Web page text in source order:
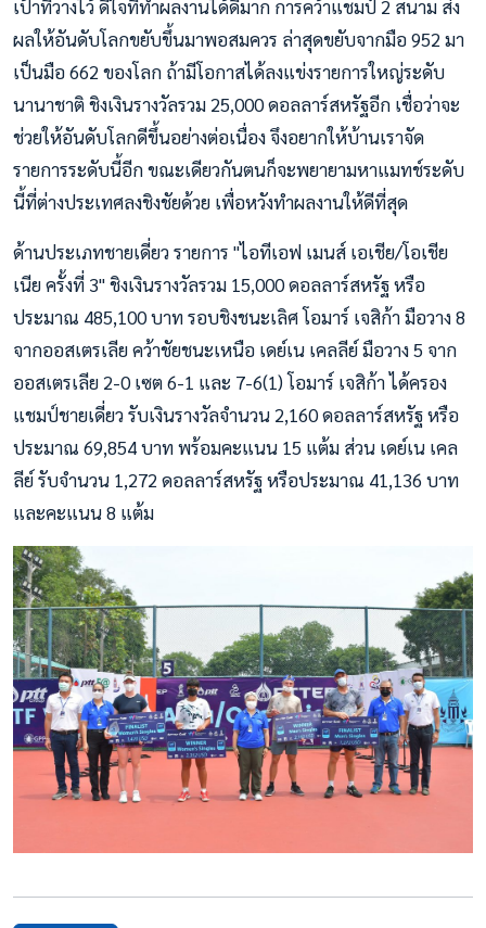
เป้าที่วางไว้ ดีใจที่ทำผลงานได้ดีมาก การคว้าแชมป์ 2 สนาม ส่ง
ผลให้อันดับโลกขยับขึ้นมาพอสมควร ล่าสุดขยับจากมือ 952 มา
เป็นมือ 662 ของโลก ถ้ามีโอกาสได้ลงแข่งรายการใหญ่ระดับ
นานาชาติ ชิงเงินรางวัลรวม 25,000 ดอลลาร์สหรัฐอีก เชื่อว่าจะ
ช่วยให้อันดับโลกดีขึ้นอย่างต่อเนื่อง จึงอยากให้บ้านเราจัด
รายการระดับนี้อีก ขณะเดียวกันตนก็จะพยายามหาแมทช์ระดับ
นี้ที่ต่างประเทศลงชิงชัยด้วย เพื่อหวังทำผลงานให้ดีที่สุด
ด้านประเภทชายเดี่ยว รายการ "ไอทีเอฟ เมนส์ เอเชีย/โอเชีย
เนีย ครั้งที่ 3" ชิงเงินรางวัลรวม 15,000 ดอลลาร์สหรัฐ หรือ
ประมาณ 485,100 บาท รอบชิงชนะเลิศ โอมาร์ เจสิก้า มือวาง 8
จากออสเตรเลีย คว้าชัยชนะเหนือ เดย์เน เคลลีย์ มือวาง 5 จาก
ออสเตรเลีย 2-0 เซต 6-1 และ 7-6(1) โอมาร์ เจสิก้า ได้ครอง
แชมป์ชายเดี่ยว รับเงินรางวัลจำนวน 2,160 ดอลลาร์สหรัฐ หรือ
ประมาณ 69,854 บาท พร้อมคะแนน 15 แต้ม ส่วน เดย์เน เคล
ลีย์ รับจำนวน 1,272 ดอลลาร์สหรัฐ หรือประมาณ 41,136 บาท
และคะแนน 8 แต้ม